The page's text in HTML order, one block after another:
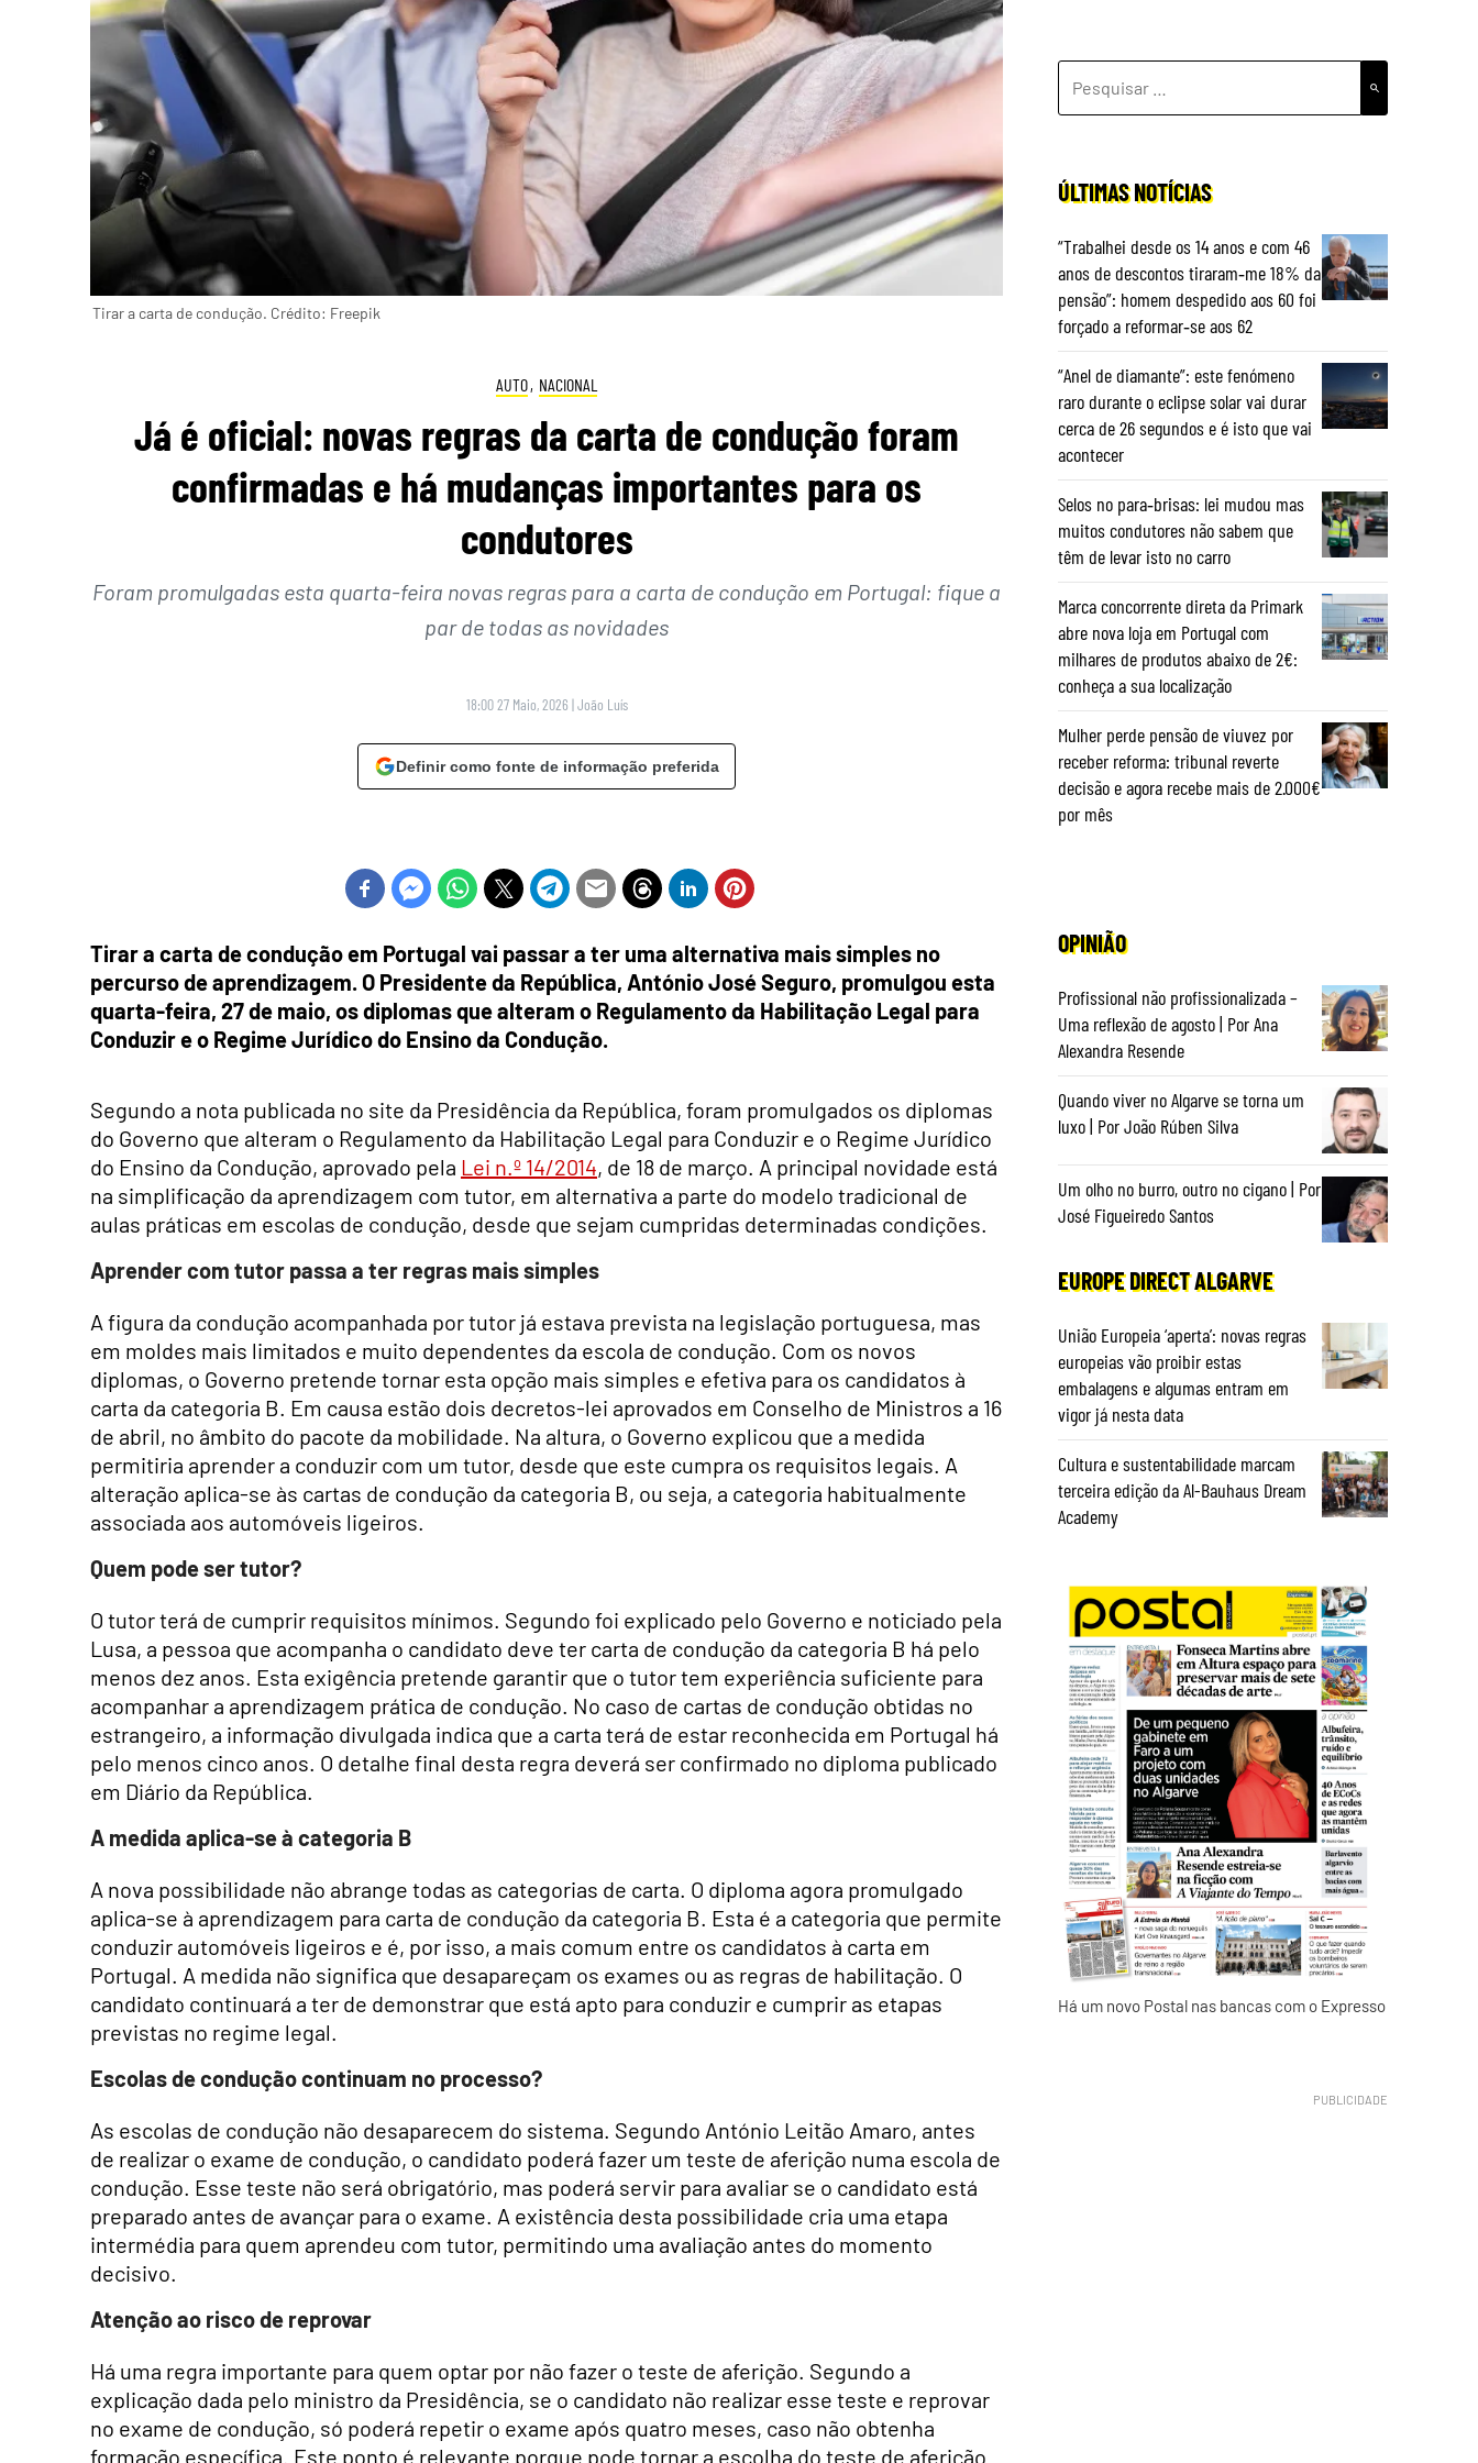
Tirar a carta de condução. Crédito: Freepik
AUTO, NACIONAL
Já é oficial: novas regras da carta de condução foram
confirmadas e há mudanças importantes para os
condutores
Foram promulgadas esta quarta-feira novas regras para a carta de condução em Portugal: fique a
par de todas as novidades
18:00 27 Maio, 2026 |João Luís
Definir como fonte de informação preferida
Tirar a carta de condução em Portugal vai passar a ter uma alternativa mais simples no
percurso de aprendizagem. O Presidente da República, António José Seguro, promulgou esta
quarta-feira, 27 de maio, os diplomas que alteram o Regulamento da Habilitação Legal para
Conduzir e o Regime Jurídico do Ensino da Condução.
Segundo a nota publicada no site da Presidência da República, foram promulgados os diplomas
do Governo que alteram o Regulamento da Habilitação Legal para Conduzir e o Regime Jurídico
do Ensino da Condução, aprovado pela Lei n.º 14/2014, de 18 de março. A principal novidade está
na simplificação da aprendizagem com tutor, em alternativa a parte do modelo tradicional de
aulas práticas em escolas de condução, desde que sejam cumpridas determinadas condições.
Aprender com tutor passa a ter regras mais simples
A figura da condução acompanhada por tutor já estava prevista na legislação portuguesa, mas
em moldes mais limitados e muito dependentes da escola de condução. Com os novos
diplomas, o Governo pretende tornar esta opção mais simples e efetiva para os candidatos à
carta da categoria B. Em causa estão dois decretos-lei aprovados em Conselho de Ministros a 16
de abril, no âmbito do pacote da mobilidade. Na altura, o Governo explicou que a medida
permitiria aprender a conduzir com um tutor, desde que este cumpra os requisitos legais. A
alteração aplica-se às cartas de condução da categoria B, ou seja, a categoria habitualmente
associada aos automóveis ligeiros.
Quem pode ser tutor?
O tutor terá de cumprir requisitos mínimos. Segundo foi explicado pelo Governo e noticiado pela
Lusa, a pessoa que acompanha o candidato deve ter carta de condução da categoria B há pelo
menos dez anos. Esta exigência pretende garantir que o tutor tem experiência suficiente para
acompanhar a aprendizagem prática de condução. No caso de cartas de condução obtidas no
estrangeiro, a informação divulgada indica que a carta terá de estar reconhecida em Portugal há
pelo menos cinco anos. O detalhe final desta regra deverá ser confirmado no diploma publicado
em Diário da República.
A medida aplica-se à categoria B
A nova possibilidade não abrange todas as categorias de carta. O diploma agora promulgado
aplica-se à aprendizagem para carta de condução da categoria B. Esta é a categoria que permite
conduzir automóveis ligeiros e é, por isso, a mais comum entre os candidatos à carta em
Portugal. A medida não significa que desapareçam os exames ou as regras de habilitação. O
candidato continuará a ter de demonstrar que está apto para conduzir e cumprir as etapas
previstas no regime legal.
Escolas de condução continuam no processo?
As escolas de condução não desaparecem do sistema. Segundo António Leitão Amaro, antes
de realizar o exame de condução, o candidato poderá fazer um teste de aferição numa escola de
condução. Esse teste não será obrigatório, mas poderá servir para avaliar se o candidato está
preparado antes de avançar para o exame. A existência desta possibilidade cria uma etapa
intermédia para quem aprendeu com tutor, permitindo uma avaliação antes do momento
decisivo.
Atenção ao risco de reprovar
Há uma regra importante para quem optar por não fazer o teste de aferição. Segundo a
explicação dada pelo ministro da Presidência, se o candidato não realizar esse teste e reprovar
no exame de condução, só poderá repetir o exame após quatro meses, caso não obtenha
formação específica. Este ponto é relevante porque pode tornar a escolha do teste de aferição
POR:
ÚLTIMAS NOTÍCIAS
“Trabalhei desde os 14 anos e com 46
anos de descontos tiraram‑me 18% da
pensão”: homem despedido aos 60 foi
forçado a reformar‑se aos 62
“Anel de diamante”: este fenómeno
raro durante o eclipse solar vai durar
cerca de 26 segundos e é isto que vai
acontecer
Selos no para‑brisas: lei mudou mas
muitos condutores não sabem que
têm de levar isto no carro
Marca concorrente direta da Primark
abre nova loja em Portugal com
milhares de produtos abaixo de 2€:
conheça a sua localização
Mulher perde pensão de viuvez por
receber reforma: tribunal reverte
decisão e agora recebe mais de 2.000€
por mês
OPINIÃO
Profissional não profissionalizada –
Uma reflexão de agosto | Por Ana
Alexandra Resende
Quando viver no Algarve se torna um
luxo | Por João Rúben Silva
Um olho no burro, outro no cigano | Por
José Figueiredo Santos
EUROPE DIRECT ALGARVE
União Europeia ‘aperta’: novas regras
europeias vão proibir estas
embalagens e algumas entram em
vigor já nesta data
Cultura e sustentabilidade marcam
terceira edição da Al-Bauhaus Dream
Academy
Há um novo Postal nas bancas com o Expresso